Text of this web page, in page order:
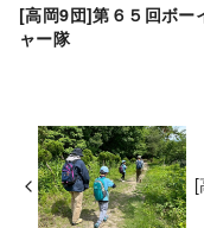
[高岡9団]第６５回ボ
ャー隊